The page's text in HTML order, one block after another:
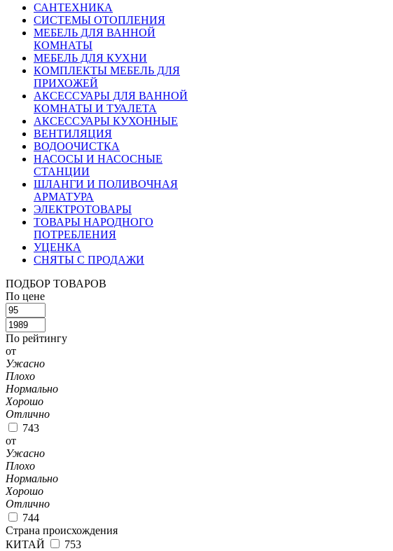
САНТЕХНИКА
СИСТЕМЫ ОТОПЛЕНИЯ
МЕБЕЛЬ ДЛЯ ВАННОЙ
КОМНАТЫ
МЕБЕЛЬ ДЛЯ КУХНИ
КОМПЛЕКТЫ МЕБЕЛЬ ДЛЯ
ПРИХОЖЕЙ
АКСЕССУАРЫ ДЛЯ ВАННОЙ
КОМНАТЫ И ТУАЛЕТА
АКСЕССУАРЫ КУХОННЫЕ
ВЕНТИЛЯЦИЯ
ВОДООЧИСТКА
НАСОСЫ И НАСОСНЫЕ
СТАНЦИИ
ШЛАНГИ И ПОЛИВОЧНАЯ
АРМАТУРА
ЭЛЕКТРОТОВАРЫ
ТОВАРЫ НАРОДНОГО
ПОТРЕБЛЕНИЯ
УЦЕНКА
СНЯТЫ С ПРОДАЖИ
ПОДБОР ТОВАРОВ
По цене
По рейтингу
от
Ужасно
Плохо
Нормально
Хорошо
Отлично
743
от
Ужасно
Плохо
Нормально
Хорошо
Отлично
744
Страна происхождения
КИТАЙ
753